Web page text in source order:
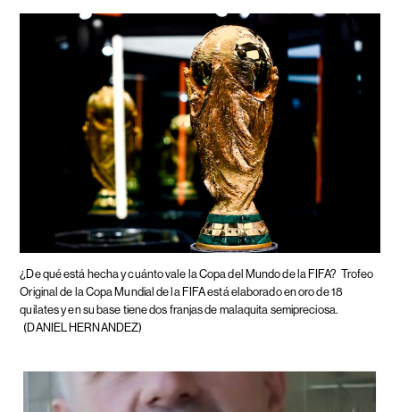
¿De qué está hecha y cuánto vale la Copa del Mundo de la FIFA? Trofeo
Original de la Copa Mundial de la FIFA está elaborado en oro de 18
quilates y en su base tiene dos franjas de malaquita semipreciosa.
(DANIEL HERNANDEZ)